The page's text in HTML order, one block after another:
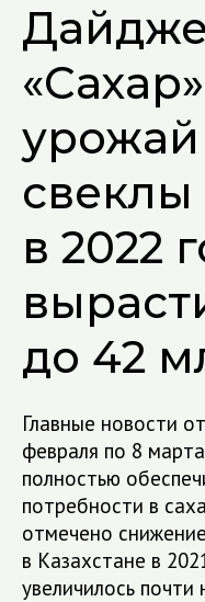
урожай
свеклы
в 2022
до 42
Главные новости
февраля по 8
полностью
потребности в
отмечено
в Казахстане в
увеличилось почти